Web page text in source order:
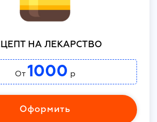
НА ЛЕКАРСТВО
От 1000 р
Оформить